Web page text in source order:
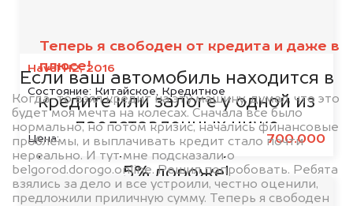
Haval H2, 2016
Состояние: Китайское, Кредитное
Цена: 700.000
Теперь я свободен от кредита и даже в
плюсе!
Когда-то взял кредит на эту машину, думал, что это
будет моя мечта на колесах. Сначала все было
нормально, но потом кризис, начались финансовые
проблемы, и выплачивать кредит стало почти
нереально. И тут мне подсказали о
belgorod.dorogo.online. Решил попробовать. Ребята
взялись за дело и все устроили, честно оценили,
предложили приличную сумму. Теперь я свободен
банками
Если ваш автомобиль находится в
кредите или залоге у одной из
представленных ниже
организаций, то мы купим его на
5% дороже!